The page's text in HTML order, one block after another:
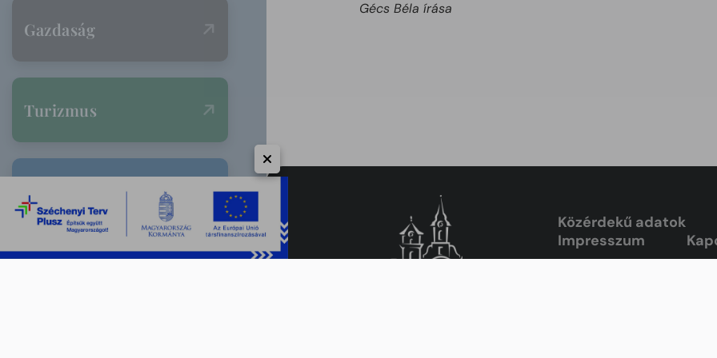
Gazdaság
Turizmus
Választások
Gécs Béla írása
Közérdekű adatok
Impresszum